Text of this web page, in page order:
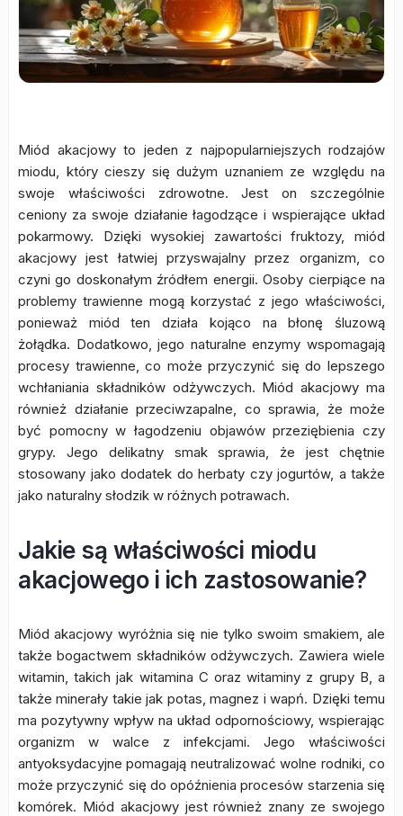
Miód akacjowy to jeden z najpopularniejszych rodzajów
miodu, który cieszy się dużym uznaniem ze względu na
swoje właściwości zdrowotne. Jest on szczególnie
ceniony za swoje działanie łagodzące i wspierające układ
pokarmowy. Dzięki wysokiej zawartości fruktozy, miód
akacjowy jest łatwiej przyswajalny przez organizm, co
czyni go doskonałym źródłem energii. Osoby cierpiące na
problemy trawienne mogą korzystać z jego właściwości,
ponieważ miód ten działa kojąco na błonę śluzową
żołądka. Dodatkowo, jego naturalne enzymy wspomagają
procesy trawienne, co może przyczynić się do lepszego
wchłaniania składników odżywczych. Miód akacjowy ma
również działanie przeciwzapalne, co sprawia, że może
być pomocny w łagodzeniu objawów przeziębienia czy
grypy. Jego delikatny smak sprawia, że jest chętnie
stosowany jako dodatek do herbaty czy jogurtów, a także
jako naturalny słodzik w różnych potrawach.
Jakie są właściwości miodu
akacjowego i ich zastosowanie?
Miód akacjowy wyróżnia się nie tylko swoim smakiem, ale
także bogactwem składników odżywczych. Zawiera wiele
witamin, takich jak witamina C oraz witaminy z grupy B, a
także minerały takie jak potas, magnez i wapń. Dzięki temu
ma pozytywny wpływ na układ odpornościowy, wspierając
organizm w walce z infekcjami. Jego właściwości
antyoksydacyjne pomagają neutralizować wolne rodniki, co
może przyczynić się do opóźnienia procesów starzenia się
komórek. Miód akacjowy jest również znany ze swojego